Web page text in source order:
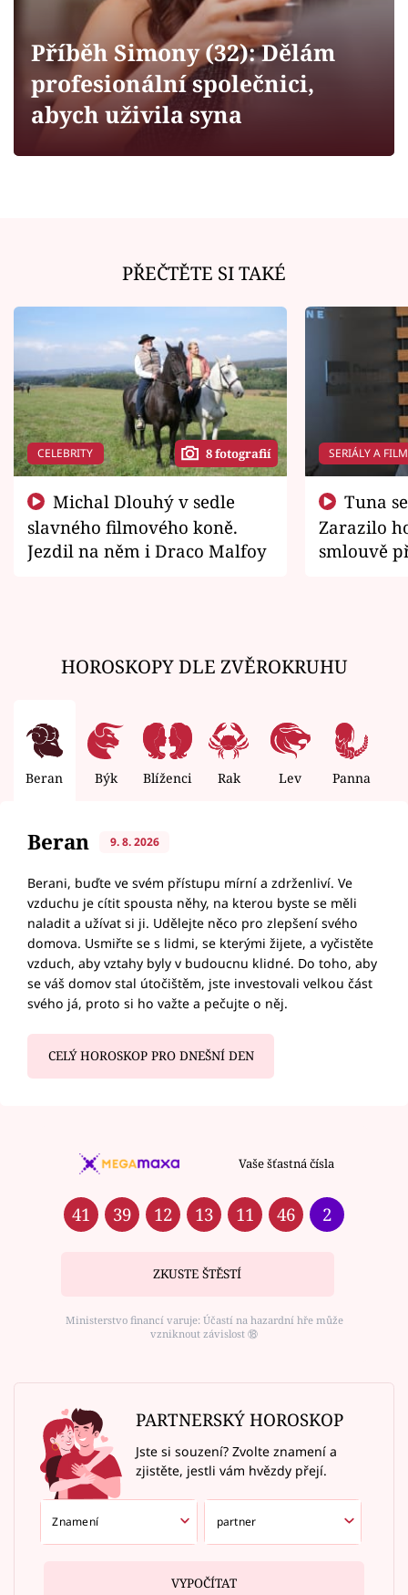
Sledujte prima+
Filmový festival Karlovy Vary
Sledujte nás
Příběh Simony (32): Dělám
profesionální společnici,
abych uživila syna
PŘEČTĚTE SI TAKÉ
CELEBRITY 8 fotografií
slavného filmového koně.
Jezdil na něm i Draco Malfoy
SERIÁLY A
Zarazilo
smlouvě
HOROSKOPY DLE ZVĚROKRUHU
Beran Býk Blíženci Rak Lev Panna
Beran 9. 8. 2026
Berani, buďte ve svém přístupu mírní a zdrženliví. Ve
vzduchu je cítit spousta něhy, na kterou byste se měli
naladit a užívat si ji. Udělejte něco pro zlepšení svého
domova. Usmiřte se s lidmi, se kterými žijete, a vyčistěte
vzduch, aby vztahy byly v budoucnu klidné. Do toho, aby
se váš domov stal útočištěm, jste investovali velkou část
svého já, proto si ho važte a pečujte o něj.
CELÝ HOROSKOP PRO DNEŠNÍ DEN
Vaše šťastná čísla
41 39 12 13 11 46 2
ZKUSTE ŠTĚSTÍ
Ministerstvo financí varuje: Účastí na hazardní hře může
vzniknout závislost ⑱
PARTNERSKÝ HOROSKOP
Jste si souzení? Zvolte znamení a
zjistěte, jestli vám hvězdy přejí.
VYPOČÍTAT